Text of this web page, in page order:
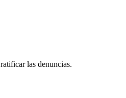
las denuncias.